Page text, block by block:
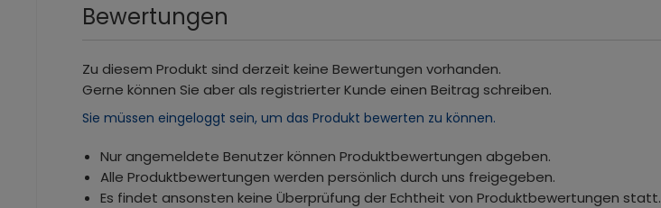
Bewertungen
Zu diesem Produkt sind derzeit keine Bewertungen vorhanden.
Gerne können Sie aber als registrierter Kunde einen Beitrag schreiben.
Sie müssen eingeloggt sein, um das Produkt bewerten zu können.
Nur angemeldete Benutzer können Produktbewertungen abgeben.
Alle Produktbewertungen werden persönlich durch uns freigegeben.
Es findet ansonsten keine Überprüfung der Echtheit von Produktbewertungen statt.